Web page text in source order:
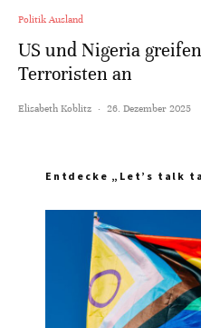
Politik Ausland
US und Nigeria
Terroristen an
Elisabeth Koblitz · 26. Dezember 2025
Entdecke „Let’s talk